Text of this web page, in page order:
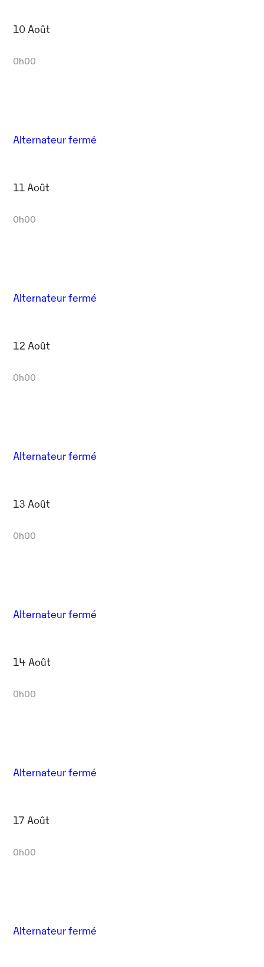
10 Août
0h00
Alternateur fermé
11 Août
0h00
Alternateur fermé
12 Août
0h00
Alternateur fermé
13 Août
0h00
Alternateur fermé
14 Août
0h00
Alternateur fermé
17 Août
0h00
Alternateur fermé